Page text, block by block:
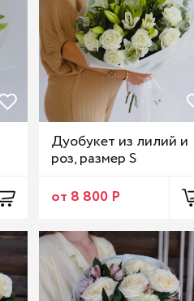
Дуобукет из лилий и
роз, размер S
от 8 800 Р